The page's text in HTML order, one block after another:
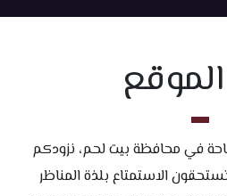
في محافظة بيت لحم، نزودكم
الاستمتاع بلذة المناظر